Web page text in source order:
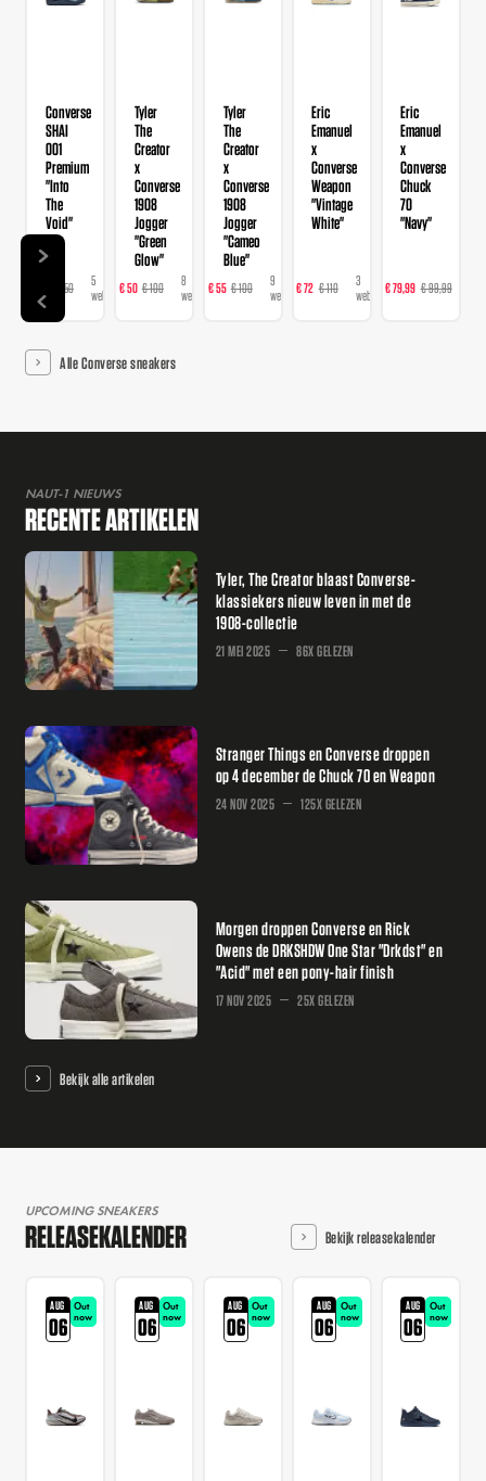
Converse
SHAI
001
Premium
"Into
The
Void"
€ 150
5
webshops
Tyler
The
Creator
x
Converse
1908
Jogger
"Green
Glow"
€ 50 € 100
8
webshops
Tyler
The
Creator
x
Converse
1908
Jogger
"Cameo
Blue"
€ 55 € 100
9
webshops
Eric
Emanuel
x
Converse
Weapon
"Vintage
White"
€ 72 € 110
3
webshops
Eric
Emanuel
x
Converse
Chuck
70
"Navy"
€ 79,99 € 99,99
Alle Converse sneakers
NAUT-1 NIEUWS
RECENTE ARTIKELEN
Tyler, The Creator blaast Converse-
klassiekers nieuw leven in met de
1908-collectie
21 MEI 2025 86X GELEZEN
Stranger Things en Converse droppen
op 4 december de Chuck 70 en Weapon
24 NOV 2025 125X GELEZEN
Morgen droppen Converse en Rick
Owens de DRKSHDW One Star "Drkdst" en
"Acid" met een pony-hair finish
17 NOV 2025 25X GELEZEN
Bekijk alle artikelen
UPCOMING SNEAKERS
RELEASEKALENDER Bekijk releasekalender
AUG
06
Out
now
AUG
06
Out
now
AUG
06
Out
now
AUG
06
Out
now
AUG
06
Out
now